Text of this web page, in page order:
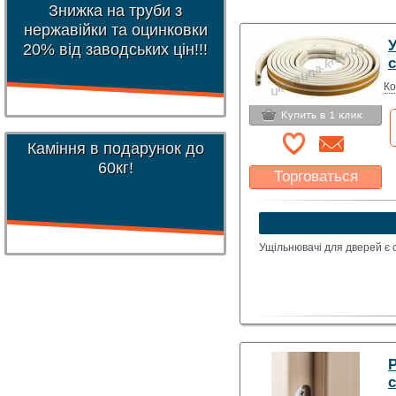
Знижка на труби з
нержавійки та оцинковки
20% від заводських цін!!!
Каміння в подарунок до
60кг!
Торговаться
Какая цена Вас
устроит?
Указать цену
Ущільнювачі для дверей є